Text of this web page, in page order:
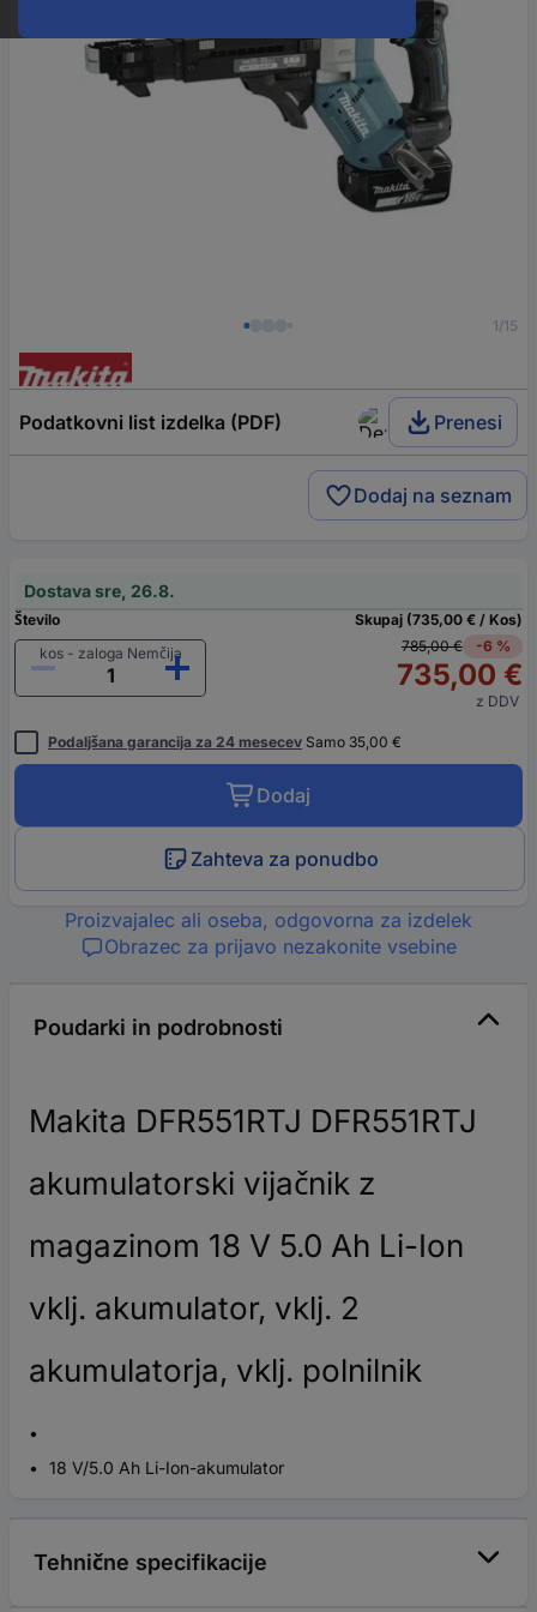
1/15
Podatkovni list izdelka (PDF) Prenesi
Dodaj na seznam
Dostava sre, 26.8.
Število
kos - zaloga Nemčija
Skupaj (735,00 € / Kos)
785,00 €
-6 %
735,00 €
z DDV
Podaljšana garancija za 24 mesecev Samo 35,00 €
Dodaj
Zahteva za ponudbo
Proizvajalec ali oseba, odgovorna za izdelek
Obrazec za prijavo nezakonite vsebine
Poudarki in podrobnosti
Makita DFR551RTJ DFR551RTJ
akumulatorski vijačnik z
magazinom 18 V 5.0 Ah Li-Ion
vklj. akumulator, vklj. 2
akumulatorja, vklj. polnilnik
18 V/5.0 Ah Li-Ion-akumulator
Tehnične specifikacije